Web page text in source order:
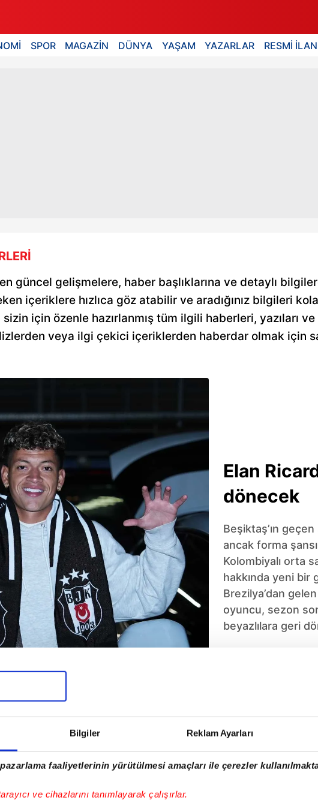
Bilgiler Reklam Ayarları
faaliyetlerinin yürütülmesi amaçları ile çerezler
ve cihazlarını tanımlayarak çalışırlar.
SPOR MAGAZİN DÜNYA YAŞAM YAZARLAR RESMİ
güncel gelişmelere, haber başlıklarına ve detaylı
içeriklere hızlıca göz atabilir ve aradığınız bilgileri
sizin için özenle hazırlanmış tüm ilgili haberleri, yazıları
veya ilgi çekici içeriklerden haberdar olmak için
Elan
dönecek
Beşiktaş’ın
ancak forma şansı
Kolombiyalı orta
hakkında yeni bir
Brezilya’dan
oyuncu, sezon
beyazlılara geri
7